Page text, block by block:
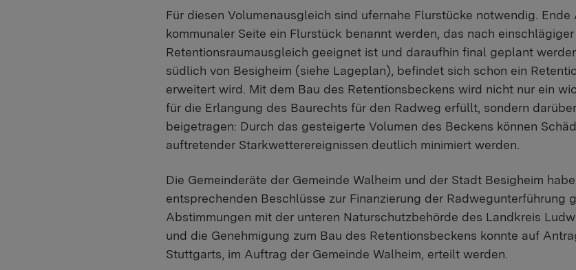
Für diesen Volumenausgleich sind ufernahe Flurstücke notwendig.
kommunaler Seite ein Flurstück benannt werden, das nach
Retentionsraumausgleich geeignet ist und daraufhin final geplant
südlich von Besigheim (siehe Lageplan), befindet sich schon ein
erweitert wird. Mit dem Bau des Retentionsbeckens wird nicht nur ein
für die Erlangung des Baurechts für den Radweg erfüllt, sondern
beigetragen: Durch das gesteigerte Volumen des Beckens können
auftretender Starkwetterereignissen deutlich minimiert werden.
Die Gemeinderäte der Gemeinde Walheim und der Stadt Besigheim
entsprechenden Beschlüsse zur Finanzierung der Radwegunterführung
Abstimmungen mit der unteren Naturschutzbehörde des Landkreis
und die Genehmigung zum Bau des Retentionsbeckens konnte auf
Stuttgarts, im Auftrag der Gemeinde Walheim, erteilt werden.